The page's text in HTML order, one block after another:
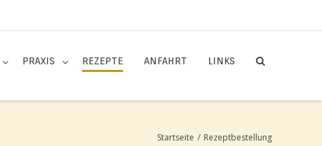
PRAXIS REZEPTE ANFAHRT LINKS
Startseite / Rezeptbestellung